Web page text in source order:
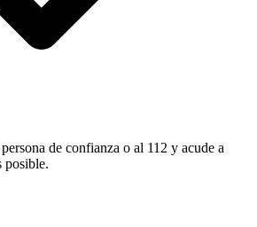
de confianza o al 112 y acude a
posible.